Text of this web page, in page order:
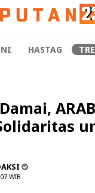
HASTAG
WIB